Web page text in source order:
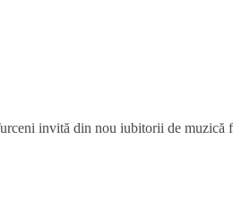
invită din nou iubitorii de muzică